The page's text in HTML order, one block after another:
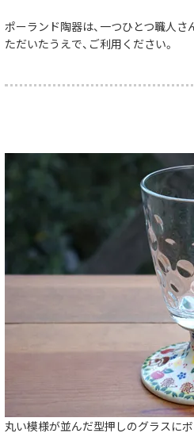
ポーランド陶器は、一つひとつ職人
ただいたうえで、ご利用ください。
丸い模様が並んだ型押しのグラスに